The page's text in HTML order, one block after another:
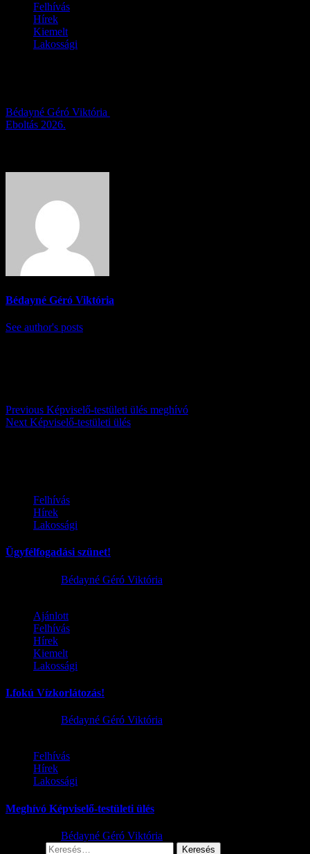
Felhívás
Hírek
Kiemelt
Lakossági
Bédayné Géró Viktória
Eboltás 2026.
Bédayné Géró Viktória
See author's posts
Previous Képviselő-testületi ülés meghívó
Next Képviselő-testületi ülés
Felhívás
Hírek
Lakossági
Ügyfélfogadási szünet!
Bédayné Géró Viktória
Ajánlott
Felhívás
Hírek
Kiemelt
Lakossági
I.fokú Vízkorlátozás!
Bédayné Géró Viktória
Felhívás
Hírek
Lakossági
Meghívó Képviselő-testületi ülés
Bédayné Géró Viktória